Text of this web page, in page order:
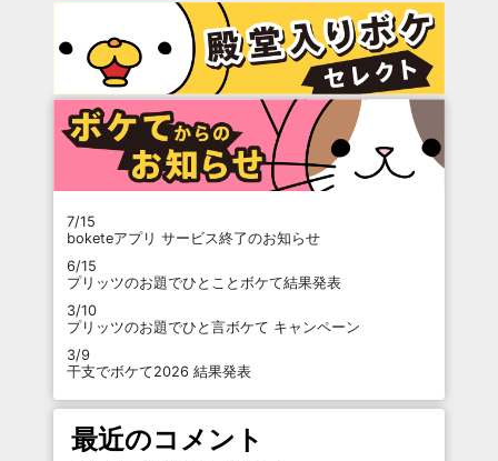
7/15
boketeアプリ サービス終了のお知らせ
6/15
プリッツのお題でひとことボケて結果発表
3/10
プリッツのお題でひと言ボケて キャンペーン
3/9
干支でボケて2026 結果発表
最近のコメント